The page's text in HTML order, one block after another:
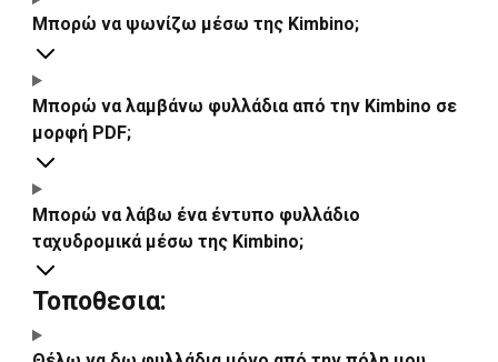
Μπορώ να ψωνίζω μέσω της Kimbino;
Μπορώ να λαμβάνω φυλλάδια από την Kimbino σε
μορφή PDF;
Μπορώ να λάβω ένα έντυπο φυλλάδιο
ταχυδρομικά μέσω της Kimbino;
Τοποθεσια: